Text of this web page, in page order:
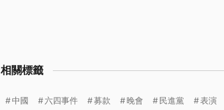
相關標籤
中國 六四事件 募款 晚會 民進黨 表演